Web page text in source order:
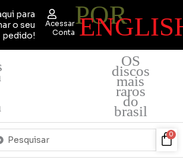
para
o seu
pedido!
Acessar
Conta
POR
OS
discos
mais
raros
do
brasil
0